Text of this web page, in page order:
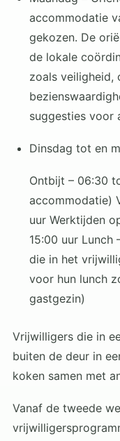
accommodatie
gekozen. De
de lokale
zoals veiligheid,
suggesties voor
Dinsdag tot en
Ontbijt – 06:30
accommodatie)
uur Werktijden
15:00 uur Lunch
die in het
voor hun lunch
gastgezin)
Vrijwilligers die in
buiten de deur in
koken samen met
Vanaf de tweede